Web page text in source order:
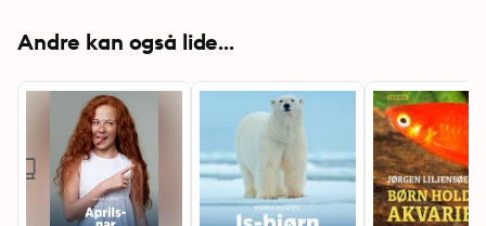
Andre kan også lide...